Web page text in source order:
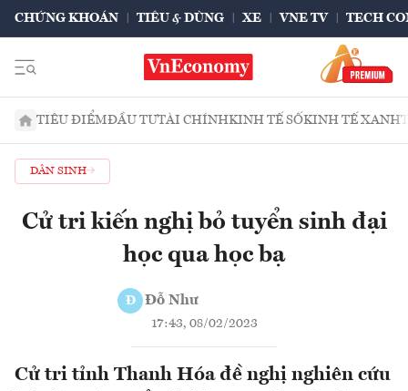
CHỨNG KHOÁN TIÊU & DÙNG XE VNE TV TECH
TIÊU ĐIỂMĐẦU TƯTÀI CHÍNHKINH TẾ SỐKINH TẾ XANH
DÂN SINH
Cử tri kiến nghị bỏ tuyển sinh đại
học qua học bạ
Đ Đỗ Như
17:43, 08/02/2023
Cử tri tỉnh Thanh Hóa đề nghị nghiên cứu